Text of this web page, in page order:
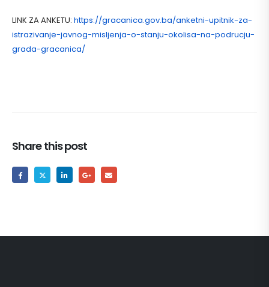
LINK ZA ANKETU: https://gracanica.gov.ba/anketni-upitnik-za-
istrazivanje-javnog-misljenja-o-stanju-okolisa-na-podrucju-
grada-gracanica/
Share this post